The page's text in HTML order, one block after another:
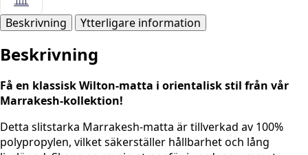
Beskrivning Ytterligare information
Beskrivning
Få en klassisk Wilton-matta i orientalisk stil från vår
Marrakesh-kollektion!
Detta slitstarka Marrakesh-matta är tillverkad av 100%
polypropylen, vilket säkerställer hållbarhet och lång